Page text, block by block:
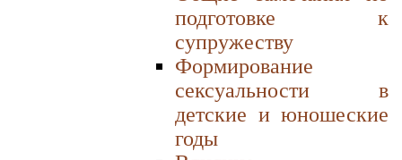
подготовке к
супружеству
Формирование
сексуальности в
детские и юношеские
годы